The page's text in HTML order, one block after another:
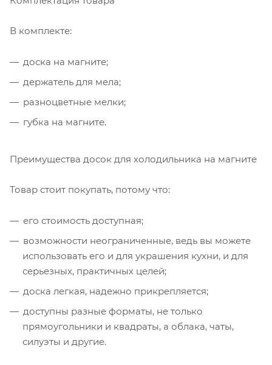
В комплекте:
доска на магните;
держатель для мела;
разноцветные мелки;
губка на магните.
Преимущества досок для холодильника на магните
Товар стоит покупать, потому что:
его стоимость доступная;
возможности неограниченные, ведь вы можете
использовать его и для украшения кухни, и для
серьезных, практичных целей;
доска легкая, надежно прикрепляется;
доступны разные форматы, не только
прямоугольники и квадраты, а облака, чаты,
силуэты и другие.